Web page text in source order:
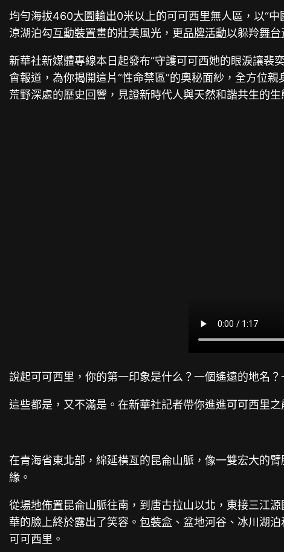
均勻海拔460大圖輸出0米以上的可可西里無人區，以“
涼湖泊勾互動裝置畫的壯美風光，更品牌活動以躲羚舞台
新華社新媒體專線本日起發布“守護可可西她的眼淚讓裴
會報道，為你揭開這片“性命禁區”的奧秘面紗，全方位
荒野深處的歷史回響，見證新時代人與天然和諧共生的生
說起可可西里，你的第一印象是什么？一個遙遠的地名
這些都是，又不滿是。在新華社記者帶你進進可可西里
在青海省東北部，綿延橫亙的昆侖山脈，像一雙宏大的臂
緣。
從場地佈置昆侖山脈往南，到唐古拉山以北，東接三江源
華的臉上終於露出了笑容。包裝盒 、盆地河谷、冰川湖
可可西里。